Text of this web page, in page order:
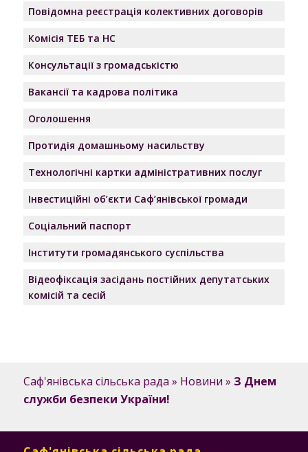
Повідомна реєстрація колективних договорів
Комісія ТЕБ та НС
Консультації з громадськістю
Вакансії та кадрова політика
Оголошення
Протидія домашньому насильству
Технологічні картки адміністративних послуг
Інвестиційні об’єкти Саф’янівської громади
Соціальний паспорт
Інститути громадянського суспільства
Відеофіксація засідань постійних депутатських
комісій та сесій
Саф'янівська сільська рада » Новини » З Днем
служби безпеки України!